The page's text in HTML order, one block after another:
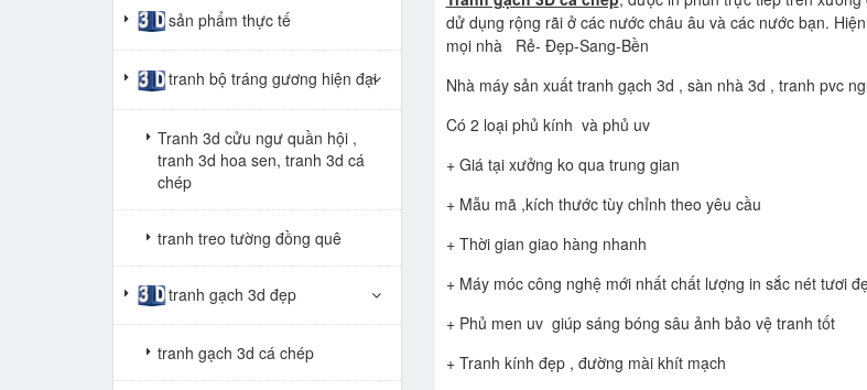
dử dụng rộng rãi ở các nước châu âu và các nước bạn.
mọi nhà Rẻ- Đẹp-Sang-Bền
Nhà máy sản xuất tranh gạch 3d , sàn nhà 3d , tranh pvc
Có 2 loại phủ kính và phủ uv
+ Giá tại xưởng ko qua trung gian
+ Mẫu mã ,kích thước tùy chỉnh theo yêu cầu
+ Thời gian giao hàng nhanh
+ Máy móc công nghệ mới nhất chất lượng in sắc nét tươi
+ Phủ men uv giúp sáng bóng sâu ảnh bảo vệ tranh tốt
+ Tranh kính đẹp , đường mài khít mạch
sản phẩm thực tế
tranh bộ tráng gương hiện đại
Tranh 3d cửu ngư quần hội ,
tranh 3d hoa sen, tranh 3d cá
chép
tranh treo tường đồng quê
tranh gạch 3d đẹp
tranh gạch 3d cá chép